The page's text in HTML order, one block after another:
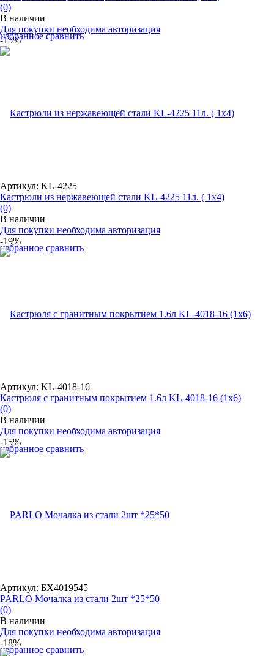
избранное сравнить
(0)
В наличии
Для покупки необходима авторизация
-15%
избранное сравнить
Артикул: KL-4225
Кастрюли из нержавеющей стали KL-4225 11л. ( 1х4)
(0)
В наличии
Для покупки необходима авторизация
-19%
избранное сравнить
Артикул: KL-4018-16
Кастрюля с гранитным покрытием 1.6л KL-4018-16 (1x6)
(0)
В наличии
Для покупки необходима авторизация
-15%
избранное сравнить
Артикул: БХ4019545
PARLO Мочалка из стали 2шт *25*50
(0)
В наличии
Для покупки необходима авторизация
-18%